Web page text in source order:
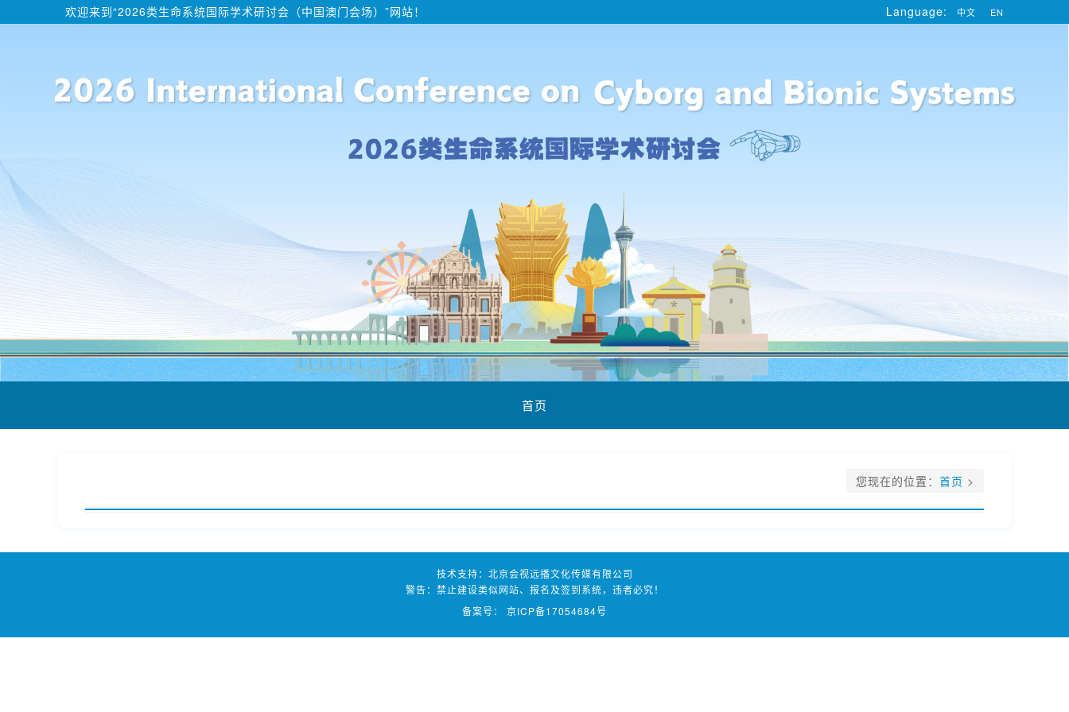
欢迎来到“2026类生命系统国际学术研讨会（中国澳门会场）”网站！ Language: 中文 EN
首页
您现在的位置： 首页 >
技术支持：北京会视远播文化传媒有限公司
警告：禁止建设类似网站、报名及签到系统，违者必究！
备案号：
京ICP备17054684号